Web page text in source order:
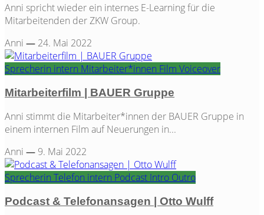
Anni spricht wieder ein internes E-Learning für die
Mitarbeitenden der ZKW Group.
Anni — 24. Mai 2022
Sprecherin intern Mitarbeiter*innen Film Voiceover
Mitarbeiterfilm | BAUER Gruppe
Anni stimmt die Mitarbeiter*innen der BAUER Gruppe in
einem internen Film auf Neuerungen in...
Anni — 9. Mai 2022
Sprecherin Telefon intern Podcast Intro Outro
Podcast & Telefonansagen | Otto Wulff